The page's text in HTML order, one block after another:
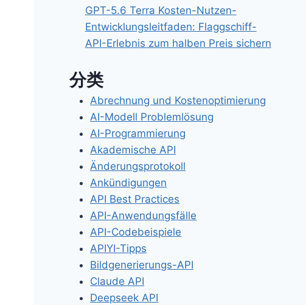
GPT-5.6 Terra Kosten-Nutzen-
Entwicklungsleitfaden: Flaggschiff-
API-Erlebnis zum halben Preis sichern
分类
Abrechnung und Kostenoptimierung
AI-Modell Problemlösung
AI-Programmierung
Akademische API
Änderungsprotokoll
Ankündigungen
API Best Practices
API-Anwendungsfälle
API-Codebeispiele
APIYI-Tipps
Bildgenerierungs-API
Claude API
Deepseek API